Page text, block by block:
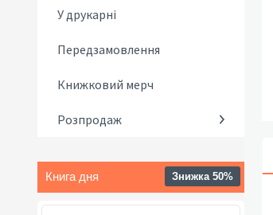
У друкарні
Передзамовлення
Книжковий мерч
Розпродаж
Книга дня Знижка 50%